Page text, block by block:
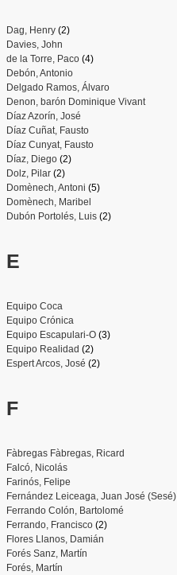
Dag, Henry(2)
Davies, John
de la Torre, Paco(4)
Debón, Antonio
Delgado Ramos, Álvaro
Denon, barón Dominique Vivant
Díaz Azorín, José
Díaz Cuñat, Fausto
Díaz Cunyat, Fausto
Díaz, Diego(2)
Dolz, Pilar(2)
Domènech, Antoni (5)
Domènech, Maribel
Dubón Portolés, Luis(2)
E
Equipo Coca
Equipo Crónica
Equipo Escapulari-O(3)
Equipo Realidad (2)
Espert Arcos, José (2)
F
Fàbregas Fàbregas, Ricard
Falcó, Nicolás
Farinós, Felipe
Fernández Leiceaga, Juan José (Sesé)
Ferrando Colón, Bartolomé
Ferrando, Francisco(2)
Flores Llanos, Damián
Forés Sanz, Martín
Forés, Martín